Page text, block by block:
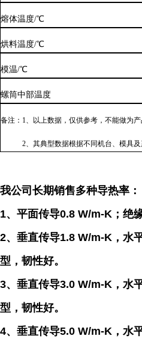
熔体温度/℃
烘料温度/℃
模温/℃
螺筒中部温度
备注：1、以上数据，仅供参考，不能做为产
2、其典型数据根据不同机台、模具及
我公司长期销售多种导热率：
1、平面传导0.8 W/m-K；绝
2、 垂直传导1.8 W/m-K，水
型，韧性好。
3、垂直传导3.0 W/m-K，水
型，韧性好。
4、垂直传导5.0 W/m-K，水